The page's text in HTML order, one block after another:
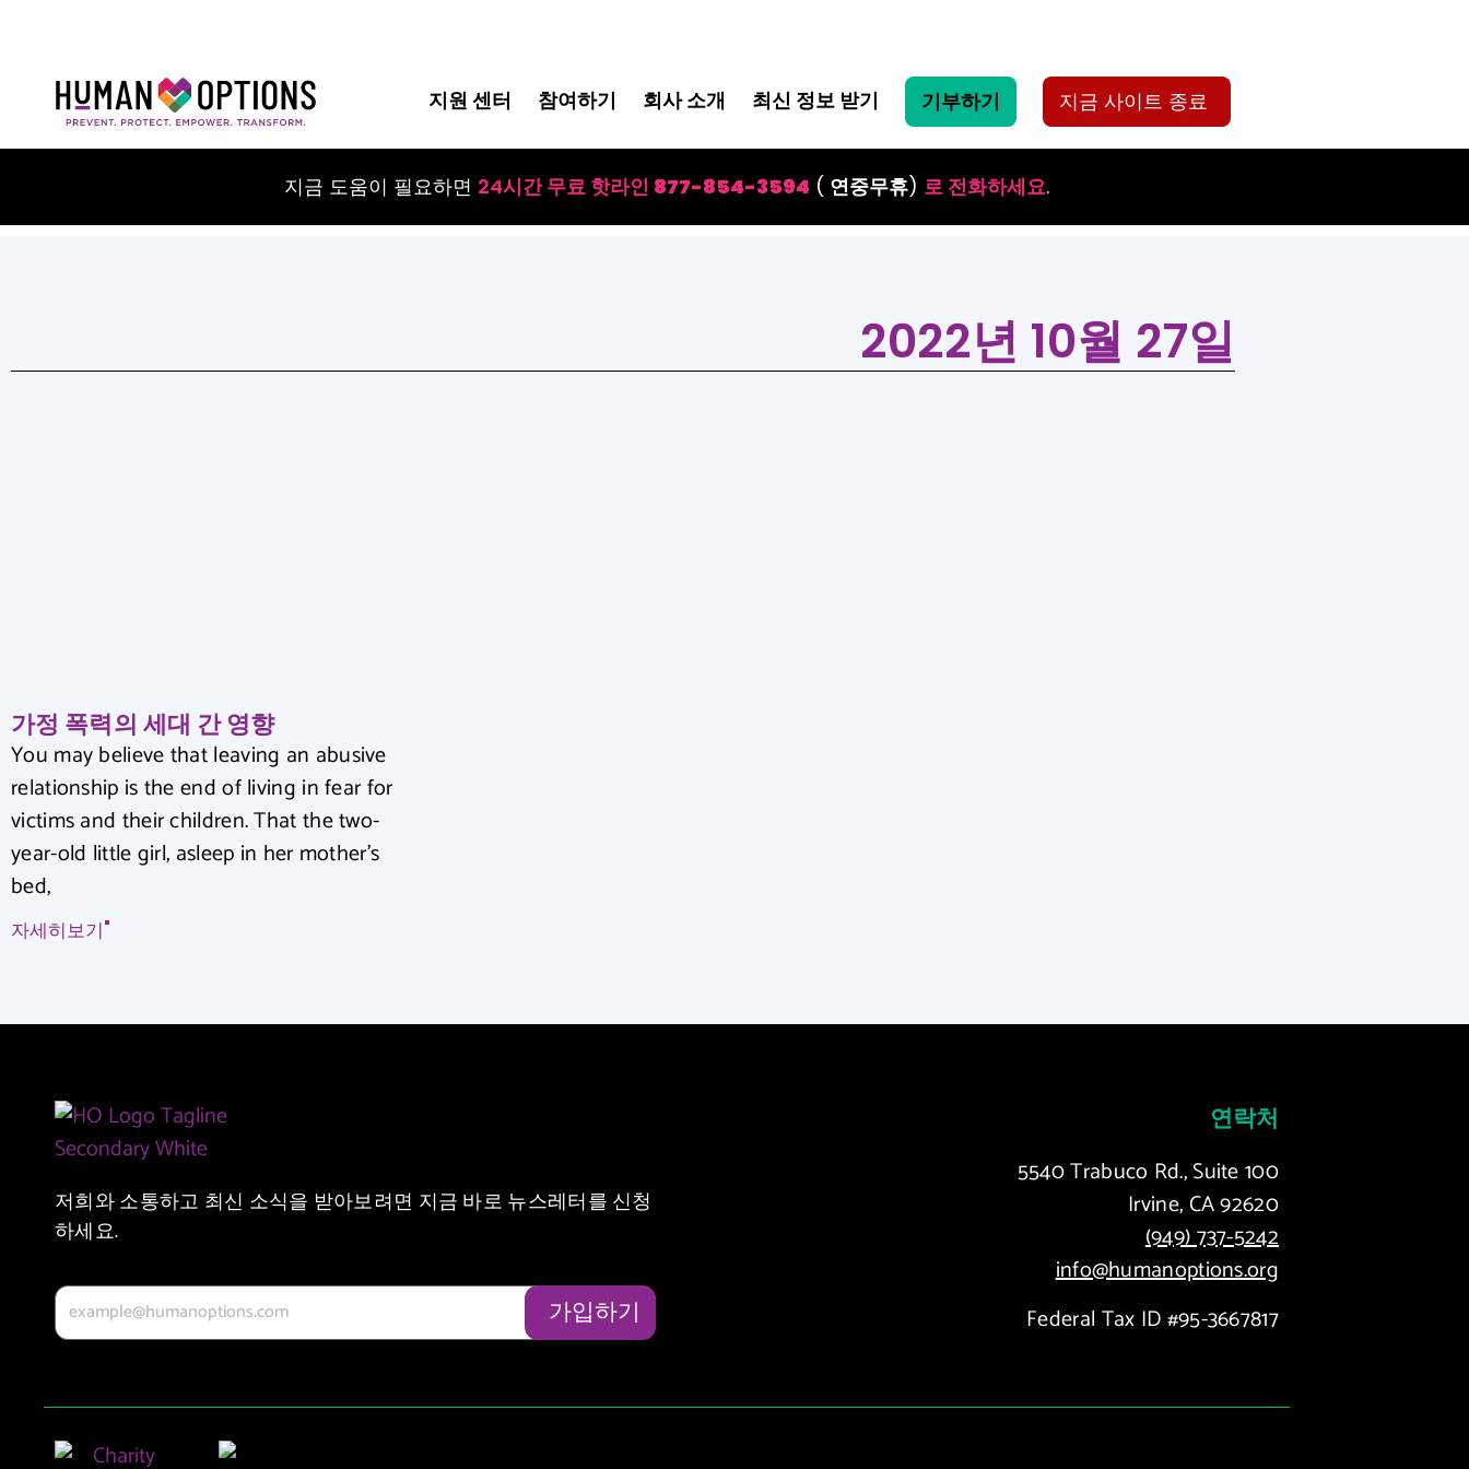
지원 센터 참여하기 회사 소개 최신 정보 받기 기부하기 지금 사이트 종료
지금 도움이 필요하면 24시간 무료 핫라인 877-854-3594 ( 연중무휴) 로 전화하세요.
2022년 10월 27일
가정 폭력의 세대 간 영향
You may believe that leaving an abusive
relationship is the end of living in fear for
victims and their children. That the two-
year-old little girl, asleep in her mother’s
bed,
자세히보기"
저희와 소통하고 최신 소식을 받아보려면 지금 바로 뉴스레터를 신청
하세요.
연락처
5540 Trabuco Rd., Suite 100
Irvine, CA 92620
(949) 737-5242
info@humanoptions.org
Federal Tax ID #95-3667817